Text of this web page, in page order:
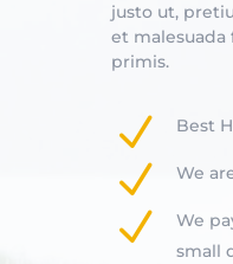
justo ut,
et malesuada
primis.
N Best
N We
N
We
small